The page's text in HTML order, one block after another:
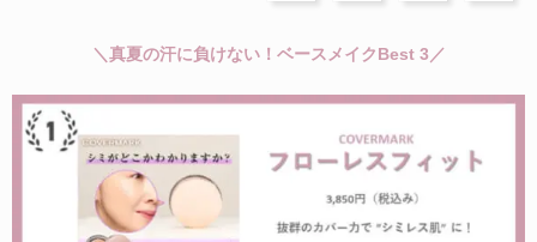
＼真夏の汗に負けない！ベースメイクBest 3／